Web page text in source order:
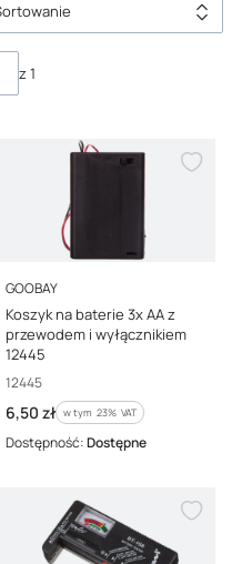
z 1
PRODUCENT
GOOBAY
Koszyk na baterie 3x AA z
przewodem i wyłącznikiem
12445
Kod producenta
12445
Cena brutto
6,50 zł w tym %s VAT
w tym 23% VAT
Dostępność:Dostępne